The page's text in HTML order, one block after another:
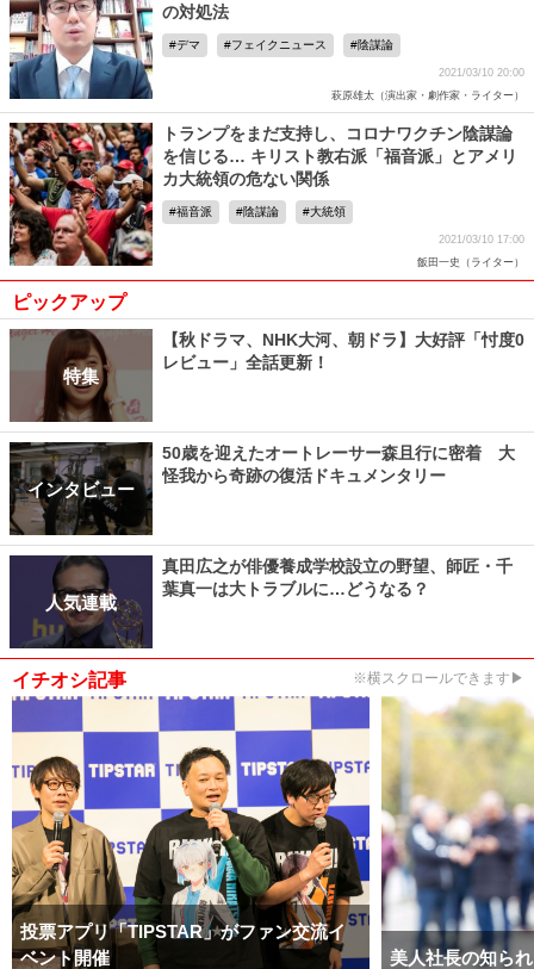
の対処法
デマ フェイクニュース 陰謀論
2021/03/10 20:00
萩原雄太（演出家・劇作家・ライター）
トランプをまだ支持し、コロナワクチン陰謀論
を信じる… キリスト教右派「福音派」とアメリ
カ大統領の危ない関係
福音派 陰謀論 大統領
2021/03/10 17:00
飯田一史（ライター）
ピックアップ
特集
【秋ドラマ、NHK大河、朝ドラ】大好評「忖度0
レビュー」全話更新！
インタビュー
50歳を迎えたオートレーサー森且行に密着 大
怪我から奇跡の復活ドキュメンタリー
人気連載
真田広之が俳優養成学校設立の野望、師匠・千
葉真一は大トラブルに…どうなる？
イチオシ記事 ※横スクロールできます▶
投票アプリ「TIPSTAR」がファン交流イ
ベント開催
美人社長の知ら